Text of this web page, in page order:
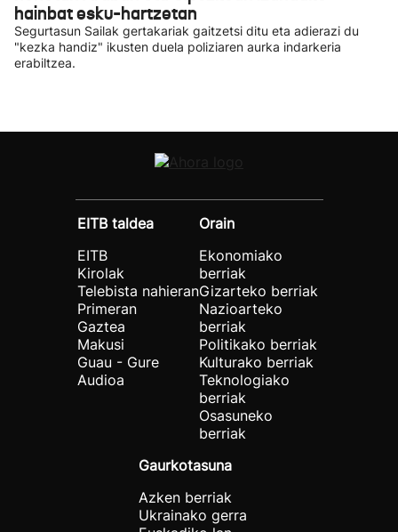
hainbat esku-hartzetan
Segurtasun Sailak gertakariak gaitzetsi ditu eta adierazi du
"kezka handiz" ikusten duela poliziaren aurka indarkeria
erabiltzea.
EITB taldea
EITB
Kirolak
Telebista nahieran
Primeran
Gaztea
Makusi
Guau - Gure
Audioa
Orain
Ekonomiako
berriak
Gizarteko berriak
Nazioarteko
berriak
Politikako berriak
Kulturako berriak
Teknologiako
berriak
Osasuneko
berriak
Gaurkotasuna
Azken berriak
Ukrainako gerra